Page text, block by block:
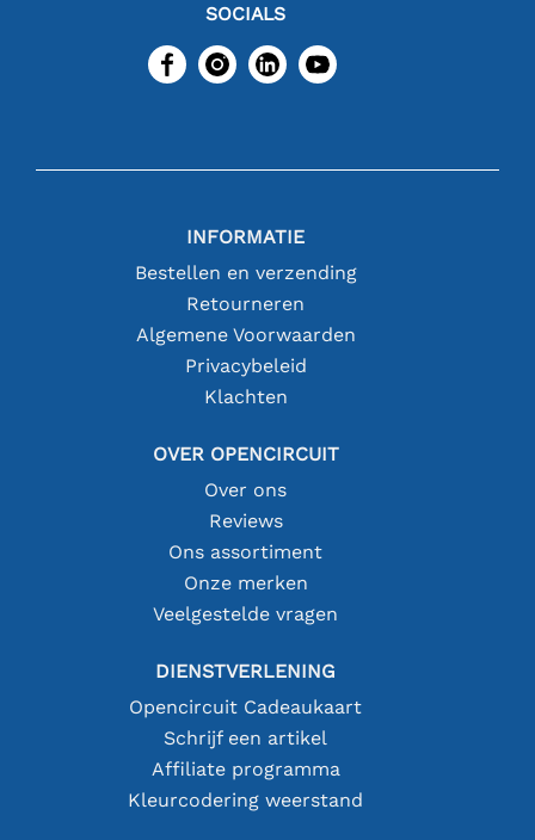
SOCIALS
INFORMATIE
Bestellen en verzending
Retourneren
Algemene Voorwaarden
Privacybeleid
Klachten
OVER OPENCIRCUIT
Over ons
Reviews
Ons assortiment
Onze merken
Veelgestelde vragen
DIENSTVERLENING
Opencircuit Cadeaukaart
Schrijf een artikel
Affiliate programma
Kleurcodering weerstand